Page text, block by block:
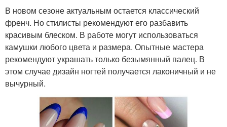
В новом сезоне актуальным остается классический
френч. Но стилисты рекомендуют его разбавить
красивым блеском. В работе могут использоваться
камушки любого цвета и размера. Опытные мастера
рекомендуют украшать только безымянный палец. В
этом случае дизайн ногтей получается лаконичный и не
вычурный.